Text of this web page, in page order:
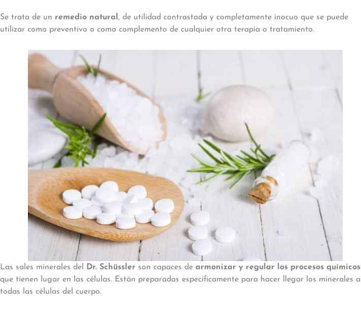
Se trata de un remedio natural , de utilidad contrastada y completamente inocuo que se puede
utilizar como preventivo o como complemento de cualquier otra terapia o tratamiento.
Las sales minerales del Dr. Schüssler son capaces de armonizar y regular los procesos químicos
que tienen lugar en las células. Están preparadas específicamente para hacer llegar los minerales a
todas las células del cuerpo.